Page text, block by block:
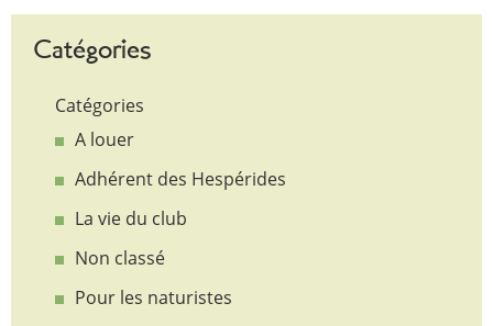
Catégories
Catégories
A louer
Adhérent des Hespérides
La vie du club
Non classé
Pour les naturistes